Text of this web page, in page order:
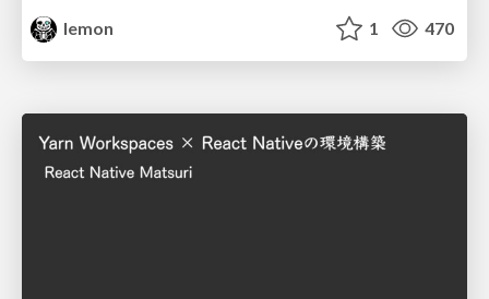
lemon
1 470